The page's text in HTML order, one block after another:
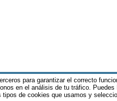
para garantizar el correcto
en el análisis de tu tráfico.
tipos de cookies que usamos y